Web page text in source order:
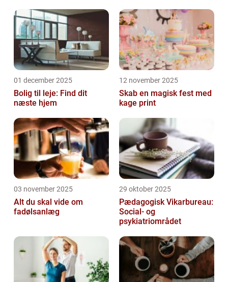
01 december 2025
Bolig til leje: Find dit
næste hjem
12 november 2025
Skab en magisk fest med
kage print
03 november 2025
Alt du skal vide om
fadølsanlæg
29 oktober 2025
Pædagogisk Vikarbureau:
Social- og
psykiatriområdet